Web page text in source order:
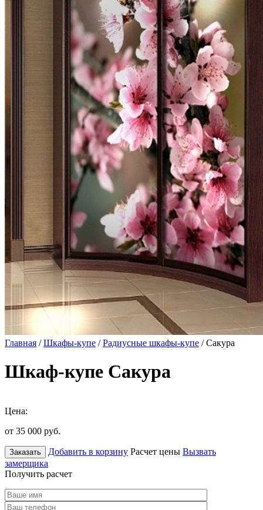
Главная /Шкафы-купе /Радиусные шкафы-купе / Сакура
Шкаф-купе Сакура
Цена:
от 35 000 руб.
Заказать Добавить в корзину Расчет цены Вызвать
замерщика
Получить расчет